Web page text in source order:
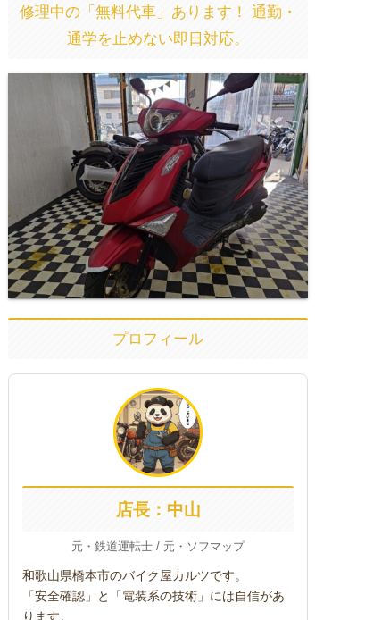
修理中の「無料代車」あります！ 通勤・
通学を止めない即日対応。
プロフィール
店長：中山
元・鉄道運転士 / 元・ソフマップ
和歌山県橋本市のバイク屋カルツです。
「安全確認」と「電装系の技術」には自信があ
ります。